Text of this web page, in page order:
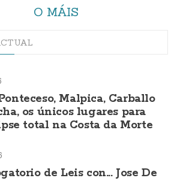
O MÁIS
Malpica, Carballo
os únicos lugares para
total na Costa da Morte
de Leis con... Jose De